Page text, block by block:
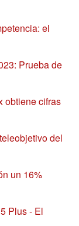
el
Prueba de
obtiene cifras
del
un 16%
Plus - El